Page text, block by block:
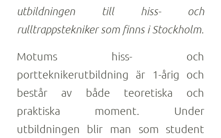
utbildningen till hiss- och
rulltrappstekniker som finns i Stockholm.
Motums hiss- och
portteknikerutbildning är 1-årig och
består av både teoretiska och
praktiska moment. Under
utbildningen blir man som student